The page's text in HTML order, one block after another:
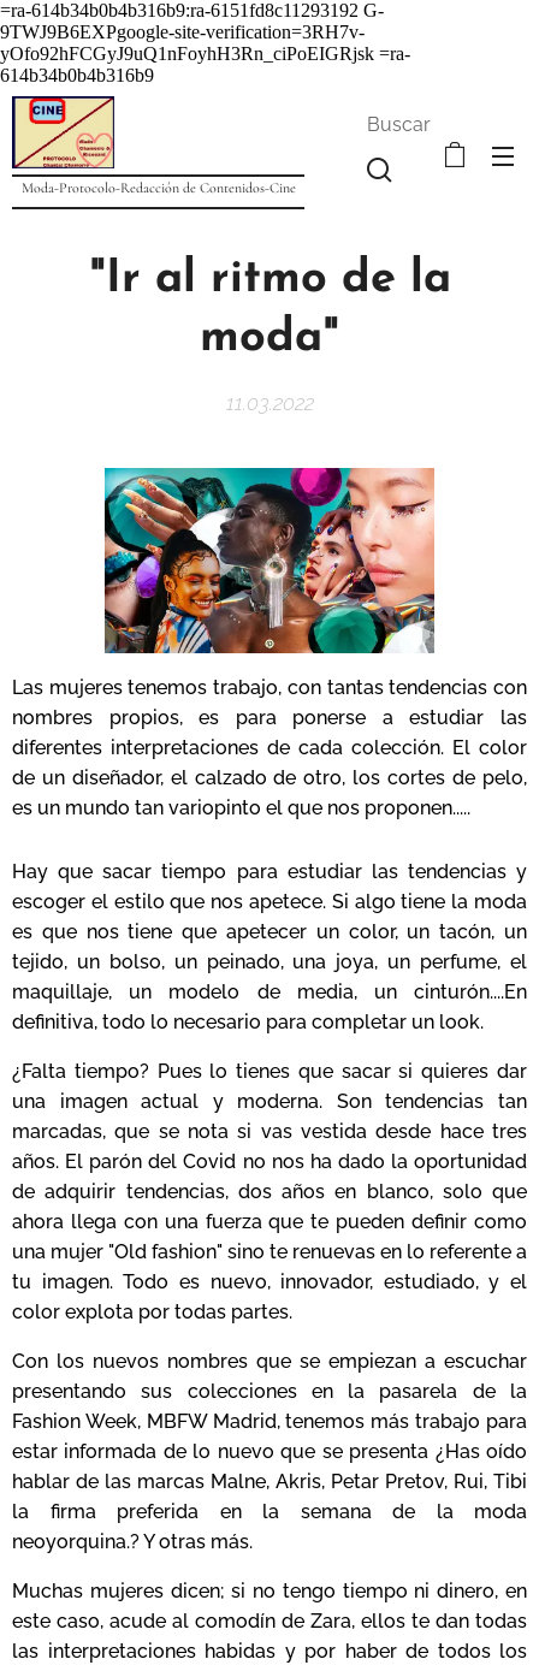
=ra-614b34b0b4b316b9:ra-6151fd8c11293192 G-
9TWJ9B6EXPgoogle-site-verification=3RH7v-
yOfo92hFCGyJ9uQ1nFoyhH3Rn_ciPoEIGRjsk =ra-
614b34b0b4b316b9
Moda-Protocolo-Redacción de Contenidos-Cine
Buscar
"Ir al ritmo de la
moda"
11.03.2022
Las mujeres tenemos trabajo, con tantas tendencias con
nombres propios, es para ponerse a estudiar las
diferentes interpretaciones de cada colección. El color
de un diseñador, el calzado de otro, los cortes de pelo,
es un mundo tan variopinto el que nos proponen.....
Hay que sacar tiempo para estudiar las tendencias y
escoger el estilo que nos apetece. Si algo tiene la moda
es que nos tiene que apetecer un color, un tacón, un
tejido, un bolso, un peinado, una joya, un perfume, el
maquillaje, un modelo de media, un cinturón....En
definitiva, todo lo necesario para completar un look.
¿Falta tiempo? Pues lo tienes que sacar si quieres dar
una imagen actual y moderna. Son tendencias tan
marcadas, que se nota si vas vestida desde hace tres
años. El parón del Covid no nos ha dado la oportunidad
de adquirir tendencias, dos años en blanco, solo que
ahora llega con una fuerza que te pueden definir como
una mujer "Old fashion" sino te renuevas en lo referente a
tu imagen. Todo es nuevo, innovador, estudiado, y el
color explota por todas partes.
Con los nuevos nombres que se empiezan a escuchar
presentando sus colecciones en la pasarela de la
Fashion Week, MBFW Madrid, tenemos más trabajo para
estar informada de lo nuevo que se presenta ¿Has oído
hablar de las marcas Malne, Akris, Petar Pretov, Rui, Tibi
la firma preferida en la semana de la moda
neoyorquina.? Y otras más.
Muchas mujeres dicen; si no tengo tiempo ni dinero, en
este caso, acude al comodín de Zara, ellos te dan todas
las interpretaciones habidas y por haber de todos los